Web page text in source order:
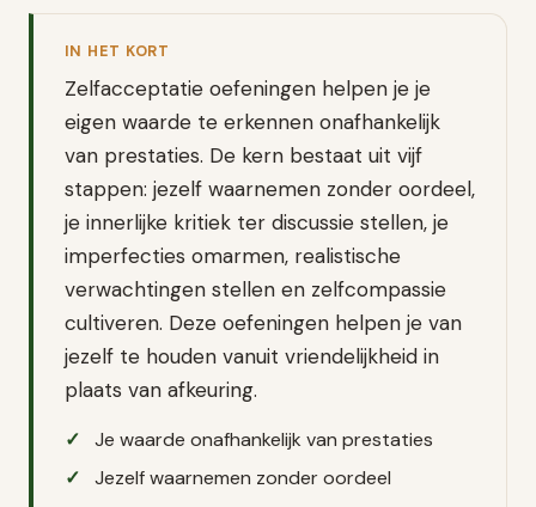
IN HET KORT
Zelfacceptatie oefeningen helpen je je
eigen waarde te erkennen onafhankelijk
van prestaties. De kern bestaat uit vijf
stappen: jezelf waarnemen zonder oordeel,
je innerlijke kritiek ter discussie stellen, je
imperfecties omarmen, realistische
verwachtingen stellen en zelfcompassie
cultiveren. Deze oefeningen helpen je van
jezelf te houden vanuit vriendelijkheid in
plaats van afkeuring.
Je waarde onafhankelijk van prestaties
Jezelf waarnemen zonder oordeel